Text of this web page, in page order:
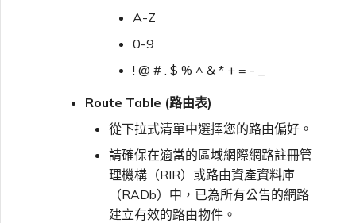
A-Z
0-9
! @ # . $ % ^ & * + = - _
Route Table (路由表)
從下拉式清單中選擇您的路由偏好。
請確保在適當的區域網際網路註冊管
理機構（RIR）或路由資產資料庫
（RADb）中，已為所有公告的網路
建立有效的路由物件。